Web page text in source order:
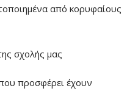
από κορυφαίους
σχολής μας
προσφέρει έχουν